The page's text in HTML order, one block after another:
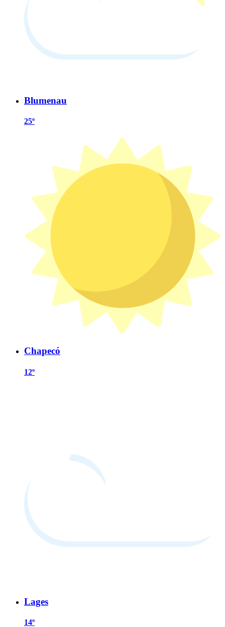
Blumenau
25º
Chapecó
12º
Lages
14º